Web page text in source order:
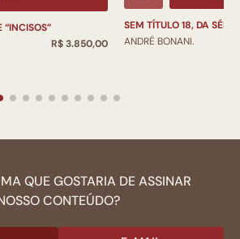
“INCISOS”
R$ 3.850,00
SEM TÍTULO 18, DA
ANDRÉ BONANI.
QUE GOSTARIA DE ASSINAR
CONTEÚDO?